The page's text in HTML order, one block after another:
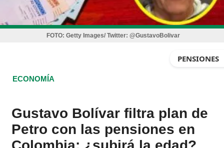
FOTO: Getty Images/ Twitter: @GustavoBolivar
PENSIONES
ECONOMÍA
Gustavo Bolívar filtra plan de
Petro con las pensiones en